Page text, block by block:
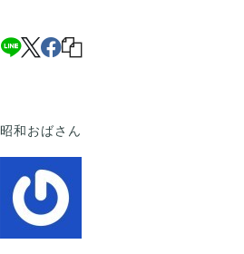
昭和おばさん